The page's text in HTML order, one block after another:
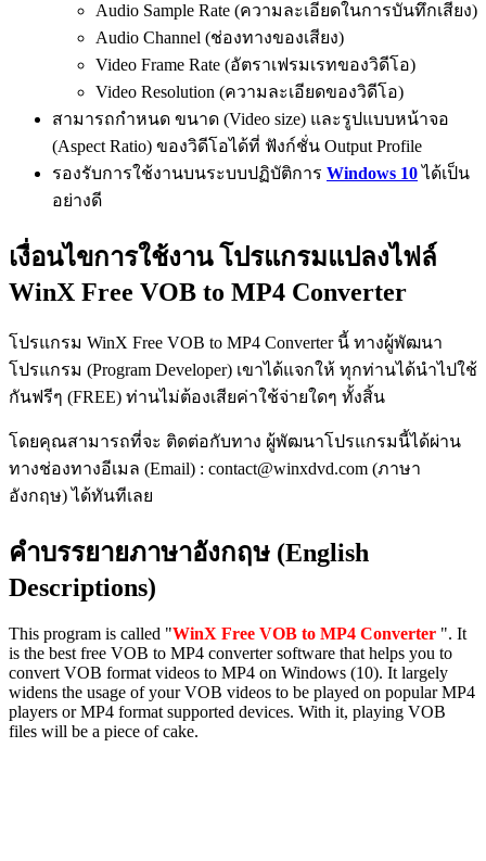
Audio Sample Rate (ความละเอียดในการบันทึกเสียง)
Audio Channel (ช่องทางของเสียง)
Video Frame Rate (อัตราเฟรมเรทของวิดีโอ)
Video Resolution (ความละเอียดของวิดีโอ)
สามารถกำหนด ขนาด (Video size) และรูปแบบหน้าจอ
(Aspect Ratio) ของวิดีโอได้ที่ ฟังก์ชั่น Output Profile
รองรับการใช้งานบนระบบปฏิบัติการ Windows 10ได้เป็น
อย่างดี
เงื่อนไขการใช้งาน โปรแกรมแปลงไฟล์
WinX Free VOB to MP4 Converter
โปรแกรม WinX Free VOB to MP4 Converter นี้ ทางผู้พัฒนา
โปรแกรม (Program Developer) เขาได้แจกให้ ทุกท่านได้นำไปใช้
กันฟรีๆ (FREE) ท่านไม่ต้องเสียค่าใช้จ่ายใดๆ ทั้งสิ้น
โดยคุณสามารถที่จะ ติดต่อกับทาง ผู้พัฒนาโปรแกรมนี้ได้ผ่าน
ทางช่องทางอีเมล (Email) : contact@winxdvd.com (ภาษา
อังกฤษ) ได้ทันทีเลย
คำบรรยายภาษาอังกฤษ (English
Descriptions)
This program is called "WinX Free VOB to MP4 Converter ". It
is the best free VOB to MP4 converter software that helps you to
convert VOB format videos to MP4 on Windows (10). It largely
widens the usage of your VOB videos to be played on popular MP4
players or MP4 format supported devices. With it, playing VOB
files will be a piece of cake.